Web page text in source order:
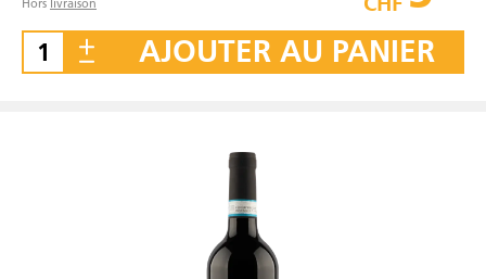
Hors livraison
AJOUTER AU PANIER